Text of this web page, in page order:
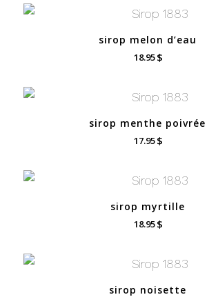
sirop melon d’eau
18.95$
sirop menthe poivrée
17.95$
sirop myrtille
18.95$
sirop noisette